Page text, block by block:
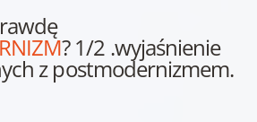
? 1/2 .wyjaśnienie
z postmodernizmem.